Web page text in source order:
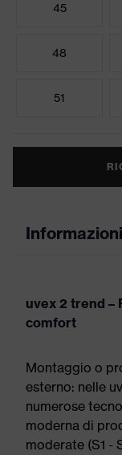
45
48
51
uvex 2 trend –
comfort
Montaggio o
esterno: nelle
numerose
moderna di
moderate (S1 -